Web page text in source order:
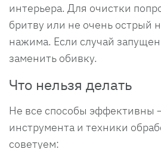
интерьера. Для очистки
бритву или не очень острый
нажима. Если случай
заменить обивку.
Что нельзя делать
Не все способы эффективны
инструмента и техники
советуем: